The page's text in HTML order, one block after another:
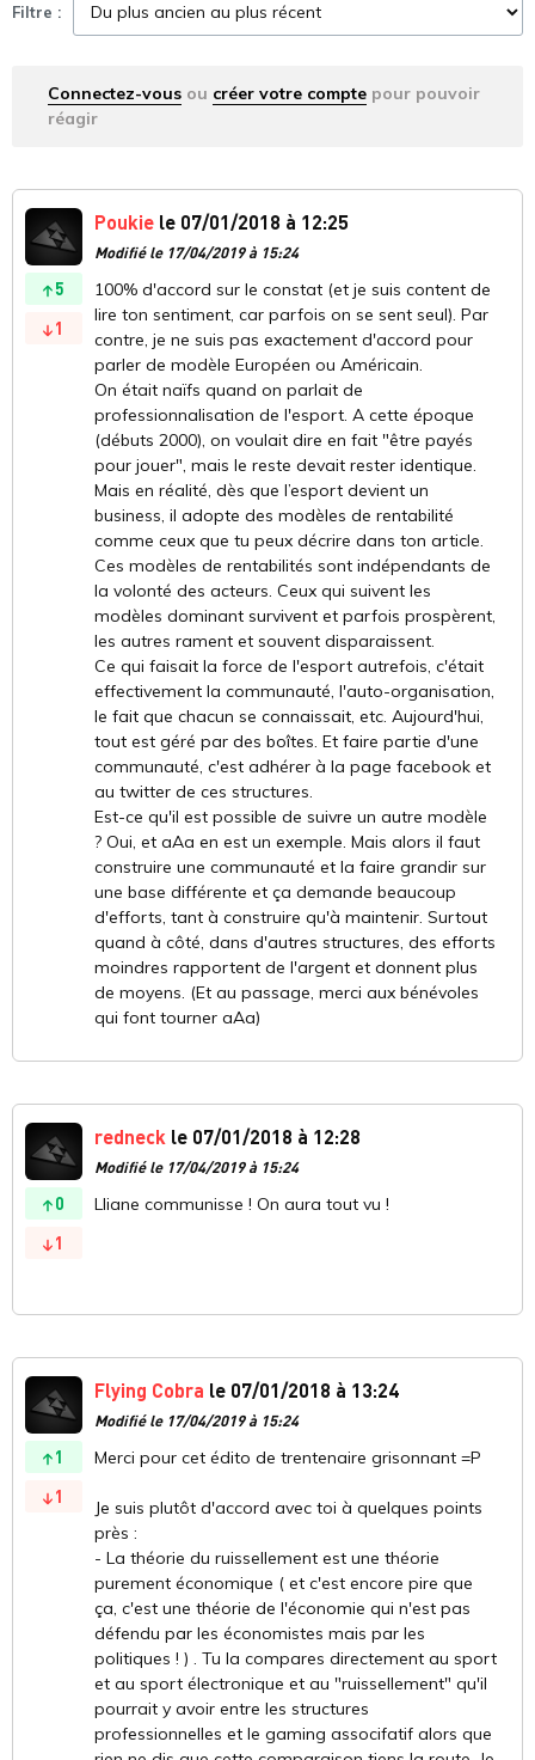
Filtre :
Connectez-vous ou créer votre compte pour pouvoir
réagir
5
1
Poukie le 07/01/2018 à 12:25
Modifié le 17/04/2019 à 15:24
100% d'accord sur le constat (et je suis content de
lire ton sentiment, car parfois on se sent seul). Par
contre, je ne suis pas exactement d'accord pour
parler de modèle Européen ou Américain.
On était naïfs quand on parlait de
professionnalisation de l'esport. A cette époque
(débuts 2000), on voulait dire en fait "être payés
pour jouer", mais le reste devait rester identique.
Mais en réalité, dès que l’esport devient un
business, il adopte des modèles de rentabilité
comme ceux que tu peux décrire dans ton article.
Ces modèles de rentabilités sont indépendants de
la volonté des acteurs. Ceux qui suivent les
modèles dominant survivent et parfois prospèrent,
les autres rament et souvent disparaissent.
Ce qui faisait la force de l'esport autrefois, c'était
effectivement la communauté, l'auto-organisation,
le fait que chacun se connaissait, etc. Aujourd'hui,
tout est géré par des boîtes. Et faire partie d'une
communauté, c'est adhérer à la page facebook et
au twitter de ces structures.
Est-ce qu'il est possible de suivre un autre modèle
? Oui, et aAa en est un exemple. Mais alors il faut
construire une communauté et la faire grandir sur
une base différente et ça demande beaucoup
d'efforts, tant à construire qu'à maintenir. Surtout
quand à côté, dans d'autres structures, des efforts
moindres rapportent de l'argent et donnent plus
de moyens. (Et au passage, merci aux bénévoles
qui font tourner aAa)
0
1
redneck le 07/01/2018 à 12:28
Modifié le 17/04/2019 à 15:24
Lliane communisse ! On aura tout vu !
1
1
Flying Cobra le 07/01/2018 à 13:24
Modifié le 17/04/2019 à 15:24
Merci pour cet édito de trentenaire grisonnant =P
Je suis plutôt d'accord avec toi à quelques points
près :
- La théorie du ruissellement est une théorie
purement économique ( et c'est encore pire que
ça, c'est une théorie de l'économie qui n'est pas
défendu par les économistes mais par les
politiques ! ) . Tu la compares directement au sport
et au sport électronique et au "ruissellement" qu'il
pourrait y avoir entre les structures
professionnelles et le gaming associfatif alors que